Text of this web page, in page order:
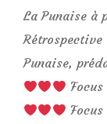
La Punaise à
Punaise,